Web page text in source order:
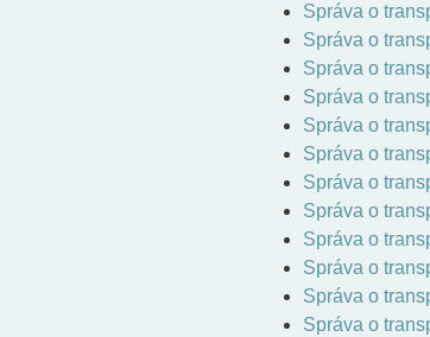
Správa o
Správa o
Správa o
Správa o
Správa o
Správa o
Správa o
Správa o
Správa o
Správa o
Správa o
Správa o